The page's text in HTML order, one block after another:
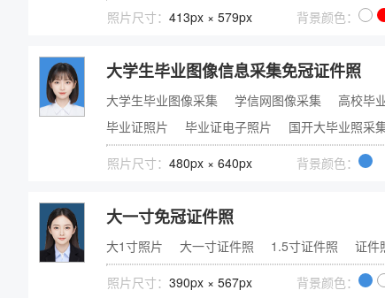
照片尺寸： 413px × 579px 背景颜色：
大学生毕业图像信息采集免冠证件照
大学生毕业图像采集 学信网图像采集 高校毕
毕业证照片
毕业证电子照片 国开大毕业照采
照片尺寸： 480px × 640px 背景颜色：
大一寸免冠证件照
大1寸照片 大一寸证件照 1.5寸证件照 证件
照片尺寸： 390px × 567px 背景颜色：